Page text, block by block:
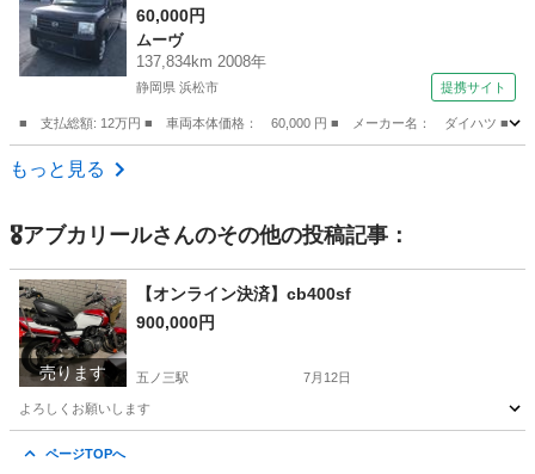
Ｓ ＣＤ 衝突安全ボディ エアコン パワース
テアリング パワーウィンドウ （車検整備付）
60,000円
ムーヴ
137,834km 2008年
静岡県 浜松市 提携サイト
■ 支払総額: 12万円 ■ 車両本体価格： 60,000 円 ■ メーカー名： ダイハツ ■
静岡 浜松市
もっと見る
🎖️アブカリールさんのその他の投稿記事：
売ります
【オンライン決済】cb400sf
900,000円
五ノ三駅 7月12日
よろしくお願いします
ページTOPへ